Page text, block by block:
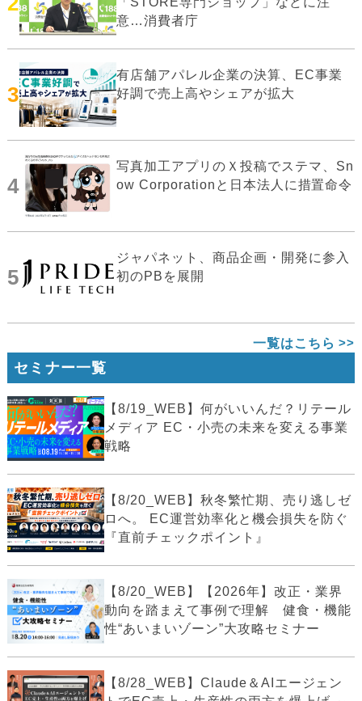
意…消費者庁
3
有店舗アパレル企業の決算、EC事業
好調で売上高やシェアが拡大
4
写真加工アプリのＸ投稿でステマ、Sn
ow Corporationと日本法人に措置命令
5
ジャパネット、商品企画・開発に参入
初のPBを展開
一覧はこちら
セミナー一覧
【8/19_WEB】何がいいんだ？リテール
メディア EC・小売の未来を変える事業
戦略
【8/20_WEB】秋冬繁忙期、売り逃しゼ
ロへ。 EC運営効率化と機会損失を防ぐ
『直前チェックポイント』
【8/20_WEB】【2026年】改正・業界
動向を踏まえて事例で理解 健食・機能
性“あいまいゾーン”大攻略セミナー
【8/28_WEB】Claude＆AIエージェン